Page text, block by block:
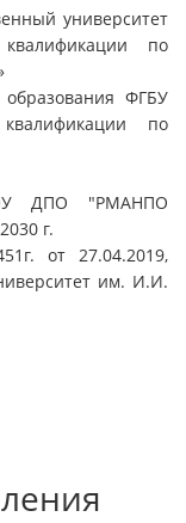
университет
по
ФГБУ
по
ДПО "РМАНПО
г.
от 27.04.2019,
им. И.И.